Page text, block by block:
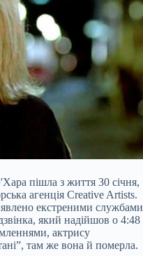
пішла з життя 30 січня,
агенція Creative Artists.
екстреними службами
який надійшов о 4:48
актрису
там же вона й померла.